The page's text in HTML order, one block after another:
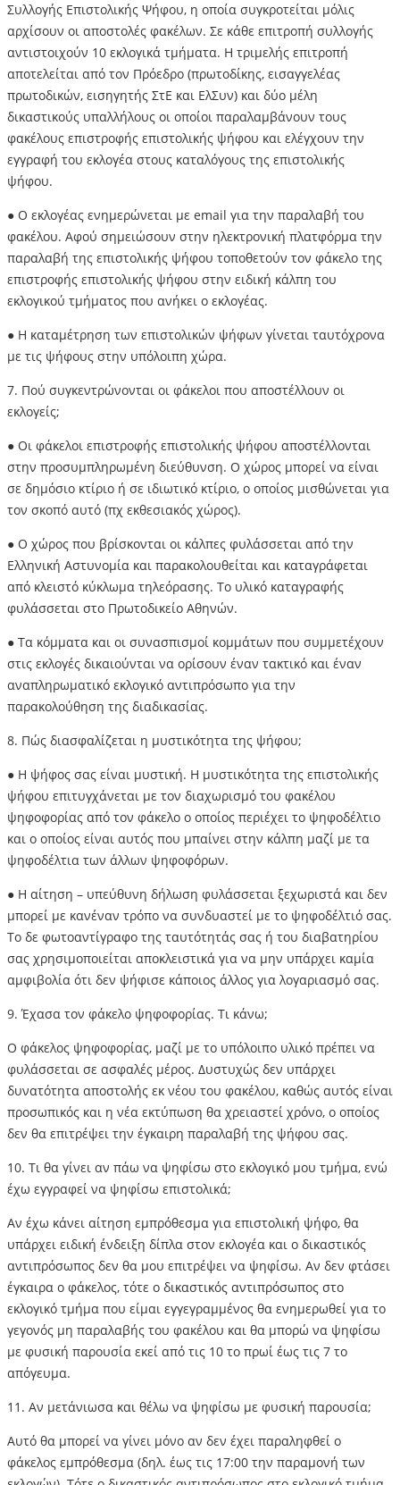
Συλλογής Επιστολικής Ψήφου, η οποία συγκροτείται μόλις
αρχίσουν οι αποστολές φακέλων. Σε κάθε επιτροπή συλλογής
αντιστοιχούν 10 εκλογικά τμήματα. Η τριμελής επιτροπή
αποτελείται από τον Πρόεδρο (πρωτοδίκης, εισαγγελέας
πρωτοδικών, εισηγητής ΣτΕ και ΕλΣυν) και δύο μέλη
δικαστικούς υπαλλήλους οι οποίοι παραλαμβάνουν τους
φακέλους επιστροφής επιστολικής ψήφου και ελέγχουν την
εγγραφή του εκλογέα στους καταλόγους της επιστολικής
ψήφου.
● Ο εκλογέας ενημερώνεται με email για την παραλαβή του
φακέλου. Αφού σημειώσουν στην ηλεκτρονική πλατφόρμα την
παραλαβή της επιστολικής ψήφου τοποθετούν τον φάκελο της
επιστροφής επιστολικής ψήφου στην ειδική κάλπη του
εκλογικού τμήματος που ανήκει ο εκλογέας.
● Η καταμέτρηση των επιστολικών ψήφων γίνεται ταυτόχρονα
με τις ψήφους στην υπόλοιπη χώρα.
7. Πού συγκεντρώνονται οι φάκελοι που αποστέλλουν οι
εκλογείς;
● Οι φάκελοι επιστροφής επιστολικής ψήφου αποστέλλονται
στην προσυμπληρωμένη διεύθυνση. Ο χώρος μπορεί να είναι
σε δημόσιο κτίριο ή σε ιδιωτικό κτίριο, ο οποίος μισθώνεται για
τον σκοπό αυτό (πχ εκθεσιακός χώρος).
● Ο χώρος που βρίσκονται οι κάλπες φυλάσσεται από την
Ελληνική Αστυνομία και παρακολουθείται και καταγράφεται
από κλειστό κύκλωμα τηλεόρασης. Το υλικό καταγραφής
φυλάσσεται στο Πρωτοδικείο Αθηνών.
● Τα κόμματα και οι συνασπισμοί κομμάτων που συμμετέχουν
στις εκλογές δικαιούνται να ορίσουν έναν τακτικό και έναν
αναπληρωματικό εκλογικό αντιπρόσωπο για την
παρακολούθηση της διαδικασίας.
8. Πώς διασφαλίζεται η μυστικότητα της ψήφου;
● Η ψήφος σας είναι μυστική. Η μυστικότητα της επιστολικής
ψήφου επιτυγχάνεται με τον διαχωρισμό του φακέλου
ψηφοφορίας από τον φάκελο ο οποίος περιέχει το ψηφοδέλτιο
και ο οποίος είναι αυτός που μπαίνει στην κάλπη μαζί με τα
ψηφοδέλτια των άλλων ψηφοφόρων.
● Η αίτηση – υπεύθυνη δήλωση φυλάσσεται ξεχωριστά και δεν
μπορεί με κανέναν τρόπο να συνδυαστεί με το ψηφοδέλτιό σας.
Το δε φωτοαντίγραφο της ταυτότητάς σας ή του διαβατηρίου
σας χρησιμοποιείται αποκλειστικά για να μην υπάρχει καμία
αμφιβολία ότι δεν ψήφισε κάποιος άλλος για λογαριασμό σας.
9. Έχασα τον φάκελο ψηφοφορίας. Τι κάνω;
Ο φάκελος ψηφοφορίας, μαζί με το υπόλοιπο υλικό πρέπει να
φυλάσσεται σε ασφαλές μέρος. Δυστυχώς δεν υπάρχει
δυνατότητα αποστολής εκ νέου του φακέλου, καθώς αυτός είναι
προσωπικός και η νέα εκτύπωση θα χρειαστεί χρόνο, ο οποίος
δεν θα επιτρέψει την έγκαιρη παραλαβή της ψήφου σας.
10. Τι θα γίνει αν πάω να ψηφίσω στο εκλογικό μου τμήμα, ενώ
έχω εγγραφεί να ψηφίσω επιστολικά;
Αν έχω κάνει αίτηση εμπρόθεσμα για επιστολική ψήφο, θα
υπάρχει ειδική ένδειξη δίπλα στον εκλογέα και ο δικαστικός
αντιπρόσωπος δεν θα μου επιτρέψει να ψηφίσω. Αν δεν φτάσει
έγκαιρα ο φάκελος, τότε ο δικαστικός αντιπρόσωπος στο
εκλογικό τμήμα που είμαι εγγεγραμμένος θα ενημερωθεί για το
γεγονός μη παραλαβής του φακέλου και θα μπορώ να ψηφίσω
με φυσική παρουσία εκεί από τις 10 το πρωί έως τις 7 το
απόγευμα.
11. Αν μετάνιωσα και θέλω να ψηφίσω με φυσική παρουσία;
Αυτό θα μπορεί να γίνει μόνο αν δεν έχει παραληφθεί ο
φάκελος εμπρόθεσμα (δηλ. έως τις 17:00 την παραμονή των